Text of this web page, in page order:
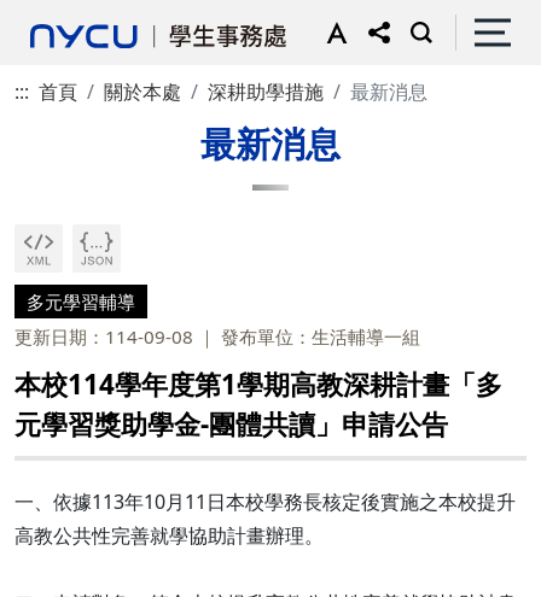
::: 首頁 關於本處 深耕助學措施 最新消息
最新消息
多元學習輔導
更新日期：114-09-08
發布單位：生活輔導一組
本校114學年度第1學期高教深耕計畫「多
元學習獎助學金-團體共讀」申請公告
一、依據113年10月11日本校學務長核定後實施之本校提升
高教公共性完善就學協助計畫辦理。